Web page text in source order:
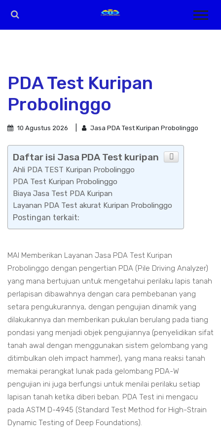
PDA Test Kuripan
Probolinggo
10 Agustus 2026 Jasa PDA Test Kuripan Probolinggo
Daftar isi Jasa PDA Test kuripan
Ahli PDA TEST Kuripan Probolinggo
PDA Test Kuripan Probolinggo
Biaya Jasa Test PDA Kuripan
Layanan PDA Test akurat Kuripan Probolinggo
Postingan terkait:
MAI Memberikan Layanan Jasa PDA Test Kuripan
Probolinggo dengan pengertian PDA (Pile Driving Analyzer)
yang mana bertujuan untuk mengetahui perilaku lapis tanah
perlapisan dibawahnya dengan cara pembebanan yang
setara pengukurannya, dengan pengujian dinamik yang
dilakukannya dan memberikan pukulan berulang pada tiang
pondasi yang menjadi objek pengujiannya (penyelidikan sifat
tanah awal dengan menggunakan sistem gelombang yang
ditimbulkan oleh impact hammer), yang mana reaksi tanah
memakai perangkat lunak pada gelombang PDA-W
pengujian ini juga berfungsi untuk menilai perilaku setiap
lapisan tanah ketika diberi beban. PDA Test ini mengacu
pada ASTM D-4945 (Standard Test Method for High-Strain
Dynamic Testing of Deep Foundations).